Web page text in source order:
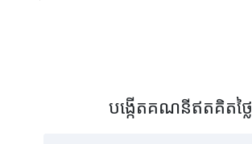
បង្កើតគណនីឥតគិតថ្លៃ